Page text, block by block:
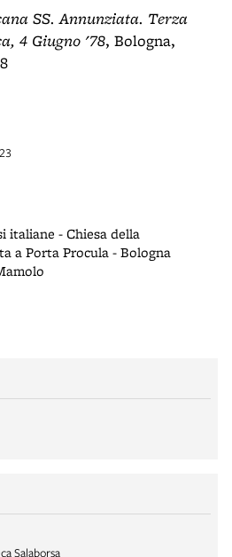
SS. Annunziata. Terza
4 Giugno '78, Bologna,
italiane - Chiesa della
a Porta Procula - Bologna
Salaborsa